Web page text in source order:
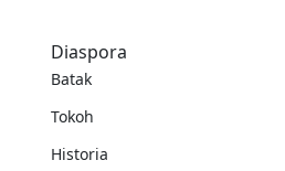
Diaspora
Batak
Tokoh
Historia